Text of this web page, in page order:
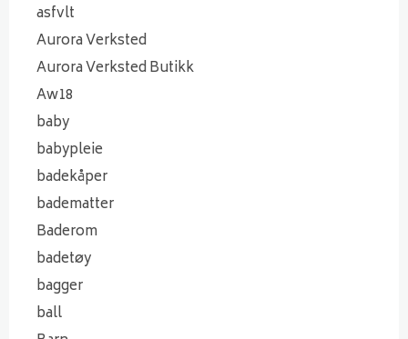
asfvlt
Aurora Verksted
Aurora Verksted Butikk
Aw18
baby
babypleie
badekåper
badematter
Baderom
badetøy
bagger
ball